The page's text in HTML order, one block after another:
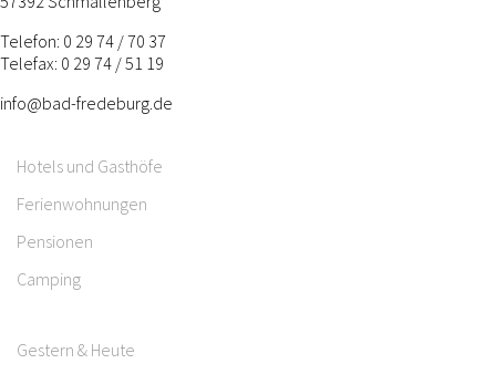
Telefon: 0 29 74 / 70 37
Telefax: 0 29 74 / 51 19
info@bad-fredeburg.de
Hotels und Gasthöfe
Ferienwohnungen
Pensionen
Camping
Gestern & Heute